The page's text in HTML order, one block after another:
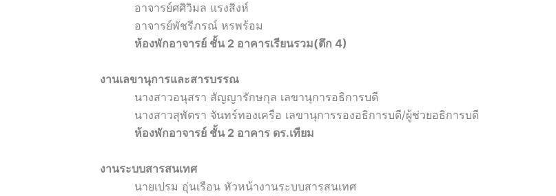
อาจารย์ศศิวิมล แรงสิงห์
อาจารย์พัชรีภรณ์ หรพร้อม
ห้องพักอาจารย์ ชั้น 2 อาคารเรียนรวม(ตึก 4)
งานเลขานุการและสารบรรณ
นางสาวอนุสรา สัญญารักษกุล เลขานุการอธิการบดี
นางสาวสุพัตรา จันทร์ทองเครือ เลขานุการรองอธิการบดี/ผู้ช่วยอธิการบดี
ห้องพักอาจารย์ ชั้น 2 อาคาร ดร.เทียม
งานระบบสารสนเทศ
นายเปรม อุ่นเรือน หัวหน้างานระบบสารสนเทศ